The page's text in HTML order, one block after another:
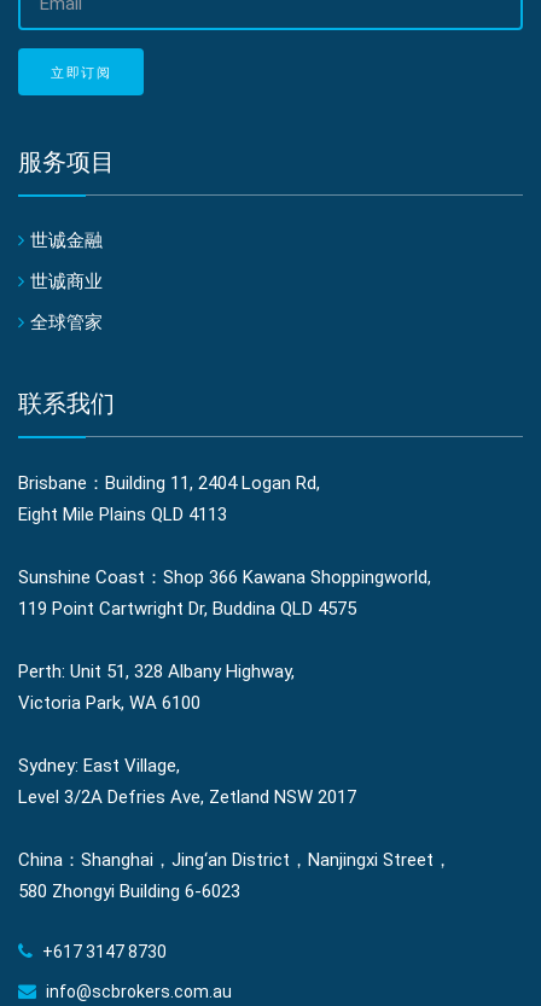
立即订阅
服务项目
世诚金融
世诚商业
全球管家
联系我们
Brisbane：Building 11, 2404 Logan Rd,
Eight Mile Plains QLD 4113
Sunshine Coast：Shop 366 Kawana Shoppingworld,
119 Point Cartwright Dr, Buddina QLD 4575
Perth: Unit 51, 328 Albany Highway,
Victoria Park, WA 6100
Sydney: East Village,
Level 3/2A Defries Ave, Zetland NSW 2017
China：Shanghai，Jing‘an District，Nanjingxi Street，
580 Zhongyi Building 6-6023
+617 3147 8730
info@scbrokers.com.au